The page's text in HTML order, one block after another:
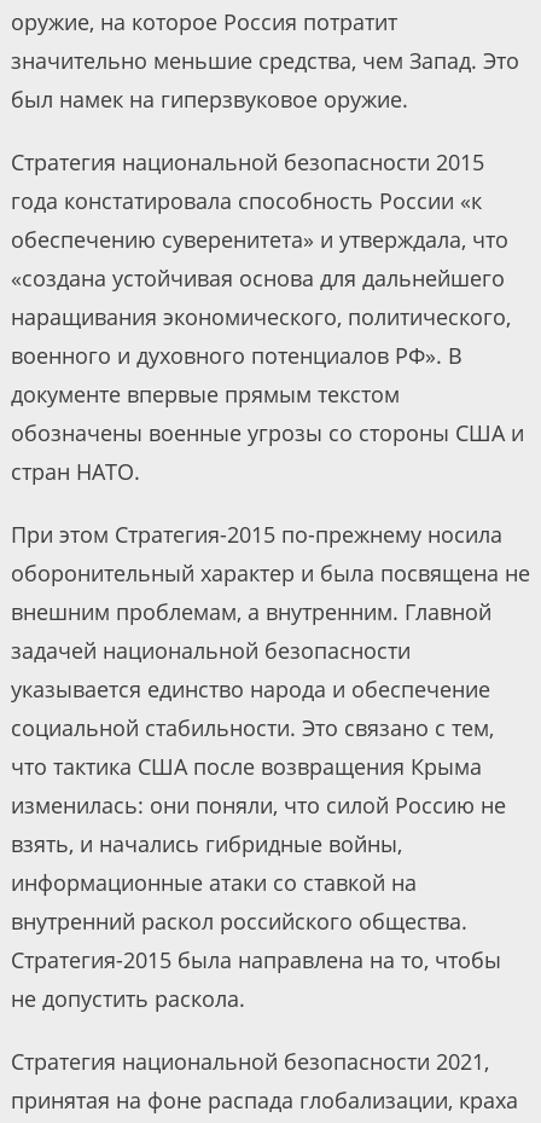
оружие, на которое Россия потратит
значительно меньшие средства, чем Запад. Это
был намек на гиперзвуковое оружие.
Стратегия национальной безопасности 2015
года констатировала способность России «к
обеспечению суверенитета» и утверждала, что
«создана устойчивая основа для дальнейшего
наращивания экономического, политического,
военного и духовного потенциалов РФ». В
документе впервые прямым текстом
обозначены военные угрозы со стороны США и
стран НАТО.
При этом Стратегия-2015 по-прежнему носила
оборонительный характер и была посвящена не
внешним проблемам, а внутренним. Главной
задачей национальной безопасности
указывается единство народа и обеспечение
социальной стабильности. Это связано с тем,
что тактика США после возвращения Крыма
изменилась: они поняли, что силой Россию не
взять, и начались гибридные войны,
информационные атаки со ставкой на
внутренний раскол российского общества.
Стратегия-2015 была направлена на то, чтобы
не допустить раскола.
Стратегия национальной безопасности 2021,
принятая на фоне распада глобализации, краха